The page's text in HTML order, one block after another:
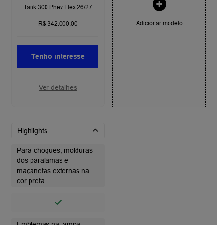
Tank 300 Phev Flex 26/27
R$ 342.000,00
Tenho interesse
Ver detalhes
Adicionar modelo
Highlights
Para-choques, molduras
dos paralamas e
maçanetas externas na
cor preta